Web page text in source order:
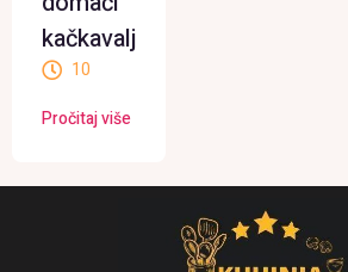
kačkavalj
10
Pročitaj više